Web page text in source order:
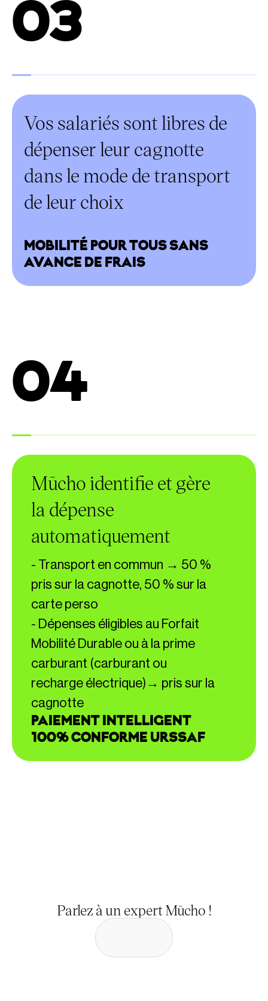
03
Vos salariés sont libres de
dépenser leur cagnotte
dans le mode de transport
de leur choix
MOBILITÉ POUR TOUS SANS
AVANCE DE FRAIS
04
Mūcho identifie et gère
la dépense
automatiquement
- Transport en commun → 50 %
pris sur la cagnotte, 50 % sur la
carte perso
- Dépenses éligibles au Forfait
Mobilité Durable ou à la prime
carburant (carburant ou
recharge électrique)→ pris sur la
cagnotte
PAIEMENT INTELLIGENT
100% CONFORME URSSAF
Parlez à un expert Mūcho !